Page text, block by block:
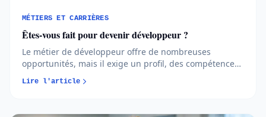
MÉTIERS ET CARRIÈRES
Êtes-vous fait pour devenir développeur ?
Le métier de développeur offre de nombreuses
opportunités, mais il exige un profil, des compétences
et un parcours cohérents. Avant de vous lancer, mieux
vaut comprendre les réalités du métier et vérifier s’il
Lire l'article